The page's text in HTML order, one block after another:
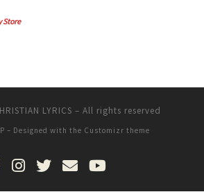
Store
LYRICS – All rights reserved
– Designed with the Customizr theme